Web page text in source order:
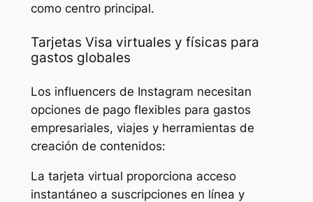
como centro principal.
Tarjetas Visa virtuales y físicas para
gastos globales
Los influencers de Instagram necesitan
opciones de pago flexibles para gastos
empresariales, viajes y herramientas de
creación de contenidos:
La tarjeta virtual proporciona acceso
instantáneo a suscripciones en línea y